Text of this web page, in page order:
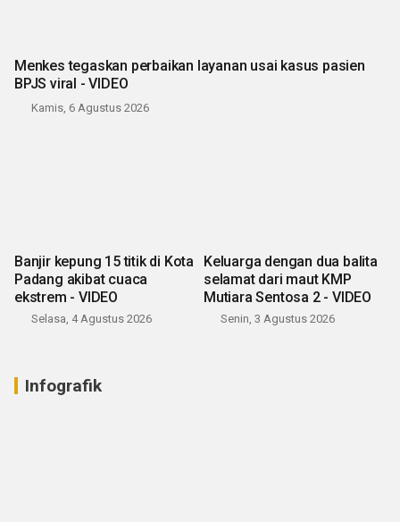
Menkes tegaskan perbaikan layanan usai kasus pasien
BPJS viral - VIDEO
Kamis, 6 Agustus 2026
Banjir kepung 15 titik di Kota
Padang akibat cuaca
ekstrem - VIDEO
Selasa, 4 Agustus 2026
Keluarga dengan dua balita
selamat dari maut KMP
Mutiara Sentosa 2 - VIDEO
Senin, 3 Agustus 2026
Infografik